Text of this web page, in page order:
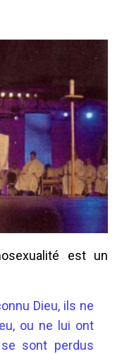
est un
Dieu, ils ne
ou ne lui ont
sont perdus